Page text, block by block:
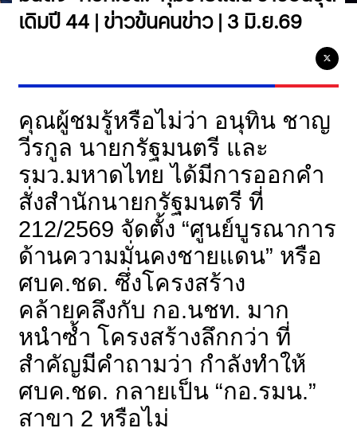
เดิมปี 44 | ข่าวข้นคนข่าว | 3 มิ.ย.69
คุณผู้ชมรู้หรือไม่ว่า อนุทิน ชาญ
วีรกูล นายกรัฐมนตรี และ
รมว.มหาดไทย ได้มีการออกคำ
สั่งสำนักนายกรัฐมนตรี ที่
212/2569 จัดตั้ง “ศูนย์บูรณาการ
ด้านความมั่นคงชายแดน” หรือ
ศบค.ชด. ซึ่งโครงสร้าง
คล้ายคลึงกับ กอ.นชท. มาก
หนำซ้ำ โครงสร้างลึกกว่า ที่
สำคัญมีคำถามว่า กำลังทำให้
ศบค.ชด. กลายเป็น “กอ.รมน.”
สาขา 2 หรือไม่